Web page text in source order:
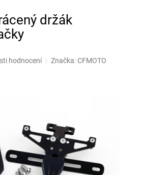
držák
hodnocení Značka:CFMOTO